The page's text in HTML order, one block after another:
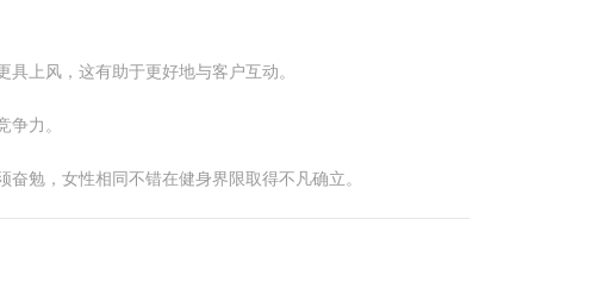
上风，这有助于更好地与客户互动。
力。
勉，女性相同不错在健身界限取得不凡确立。